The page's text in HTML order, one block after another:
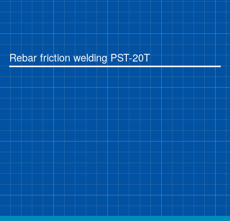
Rebar friction welding PST-20T